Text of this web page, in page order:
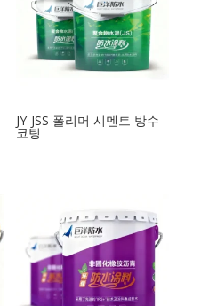
JY-JSS 폴리머 시멘트 방수
코팅